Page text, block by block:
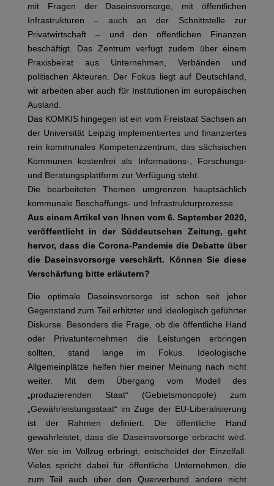
mit Fragen der Daseinsvorsorge, mit öffentlichen
Infrastrukturen – auch an der Schnittstelle zur
Privatwirtschaft – und den öffentlichen Finanzen
beschäftigt. Das Zentrum verfügt zudem über einem
Praxisbeirat aus Unternehmen, Verbänden und
politischen Akteuren. Der Fokus liegt auf Deutschland,
wir arbeiten aber auch für Institutionen im europäischen
Ausland.
Das KOMKIS hingegen ist ein vom Freistaat Sachsen an
der Universität Leipzig implementiertes und finanziertes
rein kommunales Kompetenzzentrum, das sächsischen
Kommunen kostenfrei als Informations-, Forschungs-
und Beratungsplattform zur Verfügung steht.
Die bearbeiteten Themen umgrenzen hauptsächlich
kommunale Beschaffungs- und Infrastrukturprozesse.
Aus einem Artikel von Ihnen vom 6. September 2020,
veröffentlicht in der Süddeutschen Zeitung, geht
hervor, dass die Corona-Pandemie die Debatte über
die Daseinsvorsorge verschärft. Können Sie diese
Verschärfung bitte erläutern?
Die optimale Daseinsvorsorge ist schon seit jeher
Gegenstand zum Teil erhitzter und ideologisch geführter
Diskurse. Besonders die Frage, ob die öffentliche Hand
oder Privatunternehmen die Leistungen erbringen
sollten, stand lange im Fokus. Ideologische
Allgemeinplätze helfen hier meiner Meinung nach nicht
weiter. Mit dem Übergang vom Modell des
„produzierenden Staat“ (Gebietsmonopole) zum
„Gewährleistungsstaat“ im Zuge der EU-Liberalisierung
ist der Rahmen definiert. Die öffentliche Hand
gewährleistet, dass die Daseinsvorsorge erbracht wird.
Wer sie im Vollzug erbringt, entscheidet der Einzelfall.
Vieles spricht dabei für öffentliche Unternehmen, die
zum Teil auch über den Querverbund andere nicht